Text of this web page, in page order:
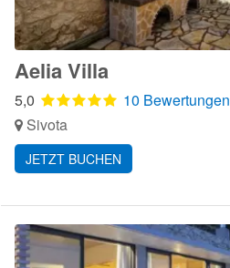
Aelia Villa
5,0
10 Bewertungen
Sivota
JETZT BUCHEN